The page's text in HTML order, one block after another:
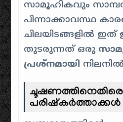
സാമൂഹികവും
പിന്നാക്കാവസ്ഥ
ചിലയിടങ്ങളിൽ ഇത്
തുടരുന്നത് ഒരു
പ്രശ്നമായി
പരിഷ്കർത്താക്കൾ